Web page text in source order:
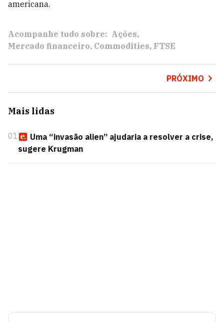
americana.
Acompanhe tudo sobre: Ações
Mercado financeiro Commodities FTSE
PRÓXIMO
Mais lidas
01
Uma “invasão alien” ajudaria a resolver a crise,
sugere Krugman